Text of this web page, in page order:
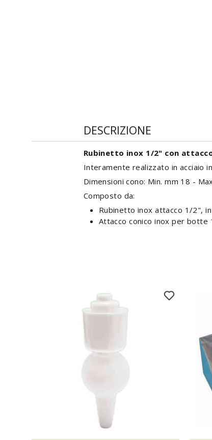
DESCRIZIONE
Rubinetto inox 1/2" con
Interamente realizzato in acciaio
Dimensioni cono: Min. mm 18 -
Composto da:
Rubinetto inox attacco 1/2",
Attacco conico inox per botte